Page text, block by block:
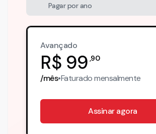
Pagar por ano
Avançado
R$ 99 ,90
/mês•Faturadomensalmente
Assinar agora